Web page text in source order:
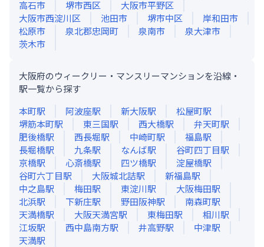
高石市
堺市西区
大阪市平野区
大阪市西淀川区
池田市 堺市中区
岸和田市
松原市
泉北郡忠岡町 泉南市
泉大津市
茨木市
大阪府のウィークリー・マンスリーマンションを沿線・
駅一覧から探す
本町駅 阿波座駅 新大阪駅 松屋町駅
堺筋本町駅 東三国駅 西大橋駅 弁天町駅
肥後橋駅 西長堀駅 中崎町駅 福島駅
長堀橋駅 九条駅 なんば駅 谷町四丁目駅
京橋駅 心斎橋駅 四ツ橋駅 淀屋橋駅
谷町六丁目駅 大阪城北詰駅 新福島駅
中之島駅 梅田駅 東淀川駅 大阪梅田駅
北浜駅 下新庄駅 野田阪神駅 南森町駅
天満橋駅 大阪天満宮駅 東梅田駅 相川駅
江坂駅 西中島南方駅 井高野駅 中津駅
天満駅